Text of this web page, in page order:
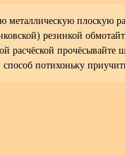
металлическую плоскую
резинкой
расчёской
потихоньку